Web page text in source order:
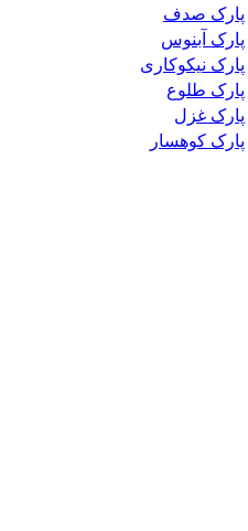
پارک صدف
پارک آبنوس
پارک نیکوکاری
پارک طلوع
پارک غزل
پارک کوهسار